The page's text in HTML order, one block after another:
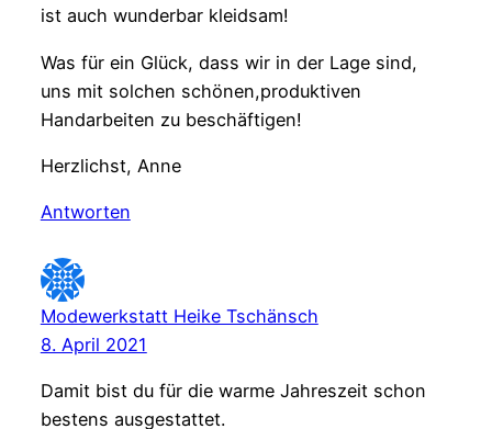
ist auch wunderbar kleidsam!
Was für ein Glück, dass wir in der Lage sind,
uns mit solchen schönen,produktiven
Handarbeiten zu beschäftigen!
Herzlichst, Anne
Antworten
Modewerkstatt Heike Tschänsch
8. April 2021
Damit bist du für die warme Jahreszeit schon
bestens ausgestattet.